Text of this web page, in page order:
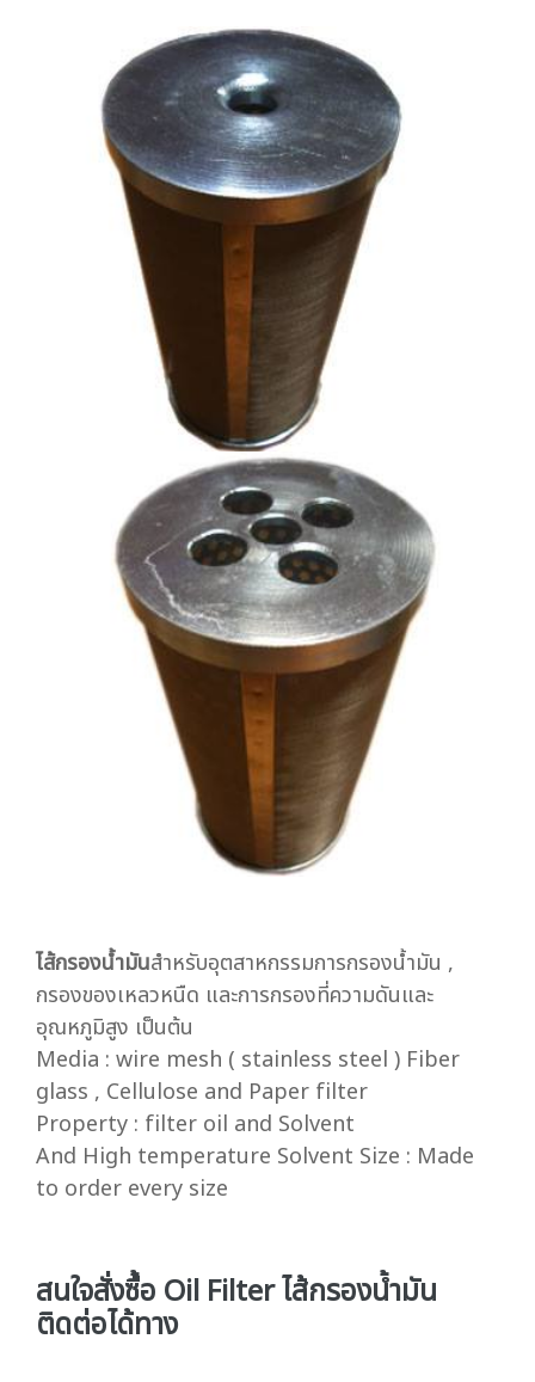
ไส้กรองน้ำมันสำหรับอุตสาหกรรมการกรองน้ำมัน ,
กรองของเหลวหนืด และการกรองที่ความดันและ
อุณหภูมิสูง เป็นต้น
Media : wire mesh ( stainless steel ) Fiber
glass , Cellulose and Paper filter
Property : filter oil and Solvent
And High temperature Solvent Size : Made
to order every size
สนใจสั่งซื้อ Oil Filter ไส้กรองน้ำมัน
ติดต่อได้ทาง